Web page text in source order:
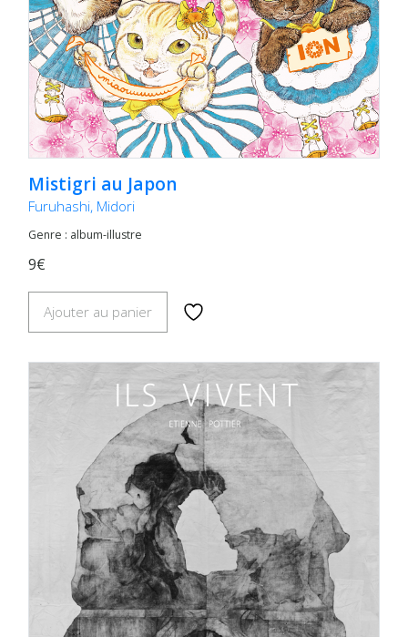
Mistigri au Japon
Furuhashi, Midori
Genre : album-illustre
9€
Ajouter au panier